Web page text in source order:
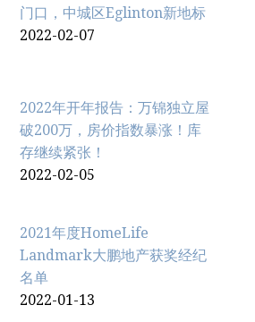
门口，中城区Eglinton新地标
2022-02-07
2022年开年报告：万锦独立屋
破200万，房价指数暴涨！库
存继续紧张！
2022-02-05
2021年度HomeLife
Landmark大鹏地产获奖经纪
名单
2022-01-13